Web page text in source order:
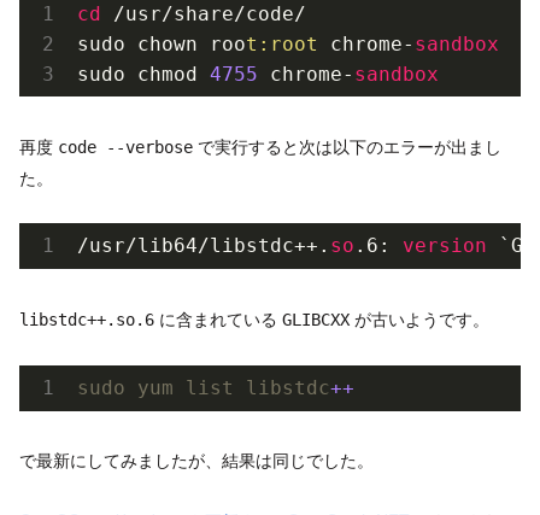
cd /usr/share/code/
sudo chown root:root chrome- sandbox
sudo chmod 4755 chrome- sandbox
再度 code --verbose で実行すると次は以下のエラーが出まし
た。
/usr/lib64/libstdc++. so .6: version
libstdc++.so.6 に含まれている GLIBCXX が古いようです。
sudo yum list libstdc++
で最新にしてみましたが、結果は同じでした。